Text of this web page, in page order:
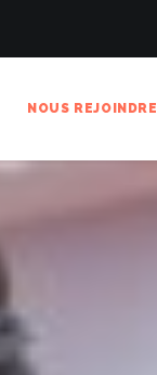
NOUS REJOINDRE